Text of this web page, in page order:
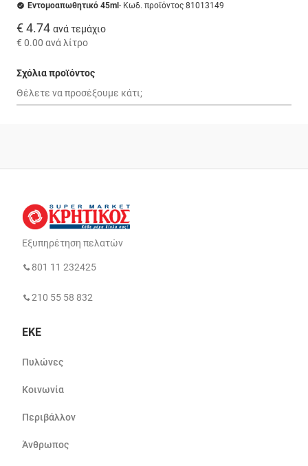
Εντομοαπωθητικό 45ml - Κωδ. προϊόντος 81013149
€ 4.74 ανά τεμάχιο
€ 0.00 ανά λίτρο
Σχόλια προϊόντος
Εξυπηρέτηση πελατών
801 11 232425
210 55 58 832
ΕΚΕ
Πυλώνες
Κοινωνία
Περιβάλλον
Άνθρωπος